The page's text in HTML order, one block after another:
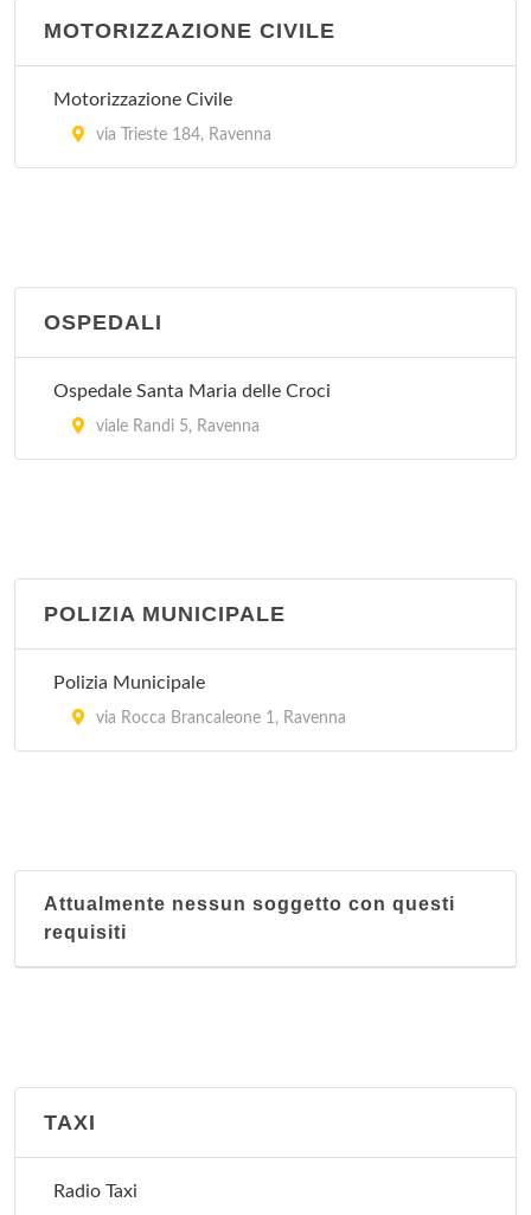
MOTORIZZAZIONE CIVILE
Motorizzazione Civile
via Trieste 184, Ravenna
OSPEDALI
Ospedale Santa Maria delle Croci
viale Randi 5, Ravenna
POLIZIA MUNICIPALE
Polizia Municipale
via Rocca Brancaleone 1, Ravenna
Attualmente nessun soggetto con questi
requisiti
TAXI
Radio Taxi